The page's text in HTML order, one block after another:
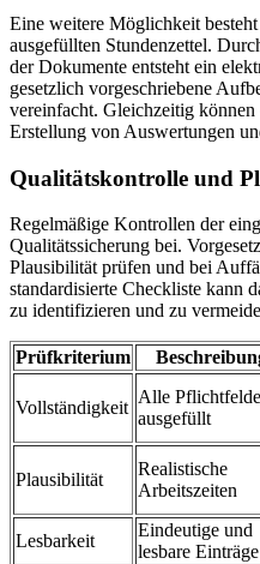
Eine weitere Möglichkeit
ausgefüllten Stundenzettel.
der Dokumente entsteht ein
gesetzlich vorgeschriebene
vereinfacht. Gleichzeitig
Erstellung von Auswertungen
Qualitätskontrolle und
Regelmäßige Kontrollen der
Qualitätssicherung bei.
Plausibilität prüfen und bei
standardisierte Checkliste kann
zu identifizieren und zu
Prüfkriterium
Vollständigkeit
Alle
ausgefüllt
Plausibilität
Realistische
Arbeitszeiten
Lesbarkeit
Eindeutige und
lesbare Einträge